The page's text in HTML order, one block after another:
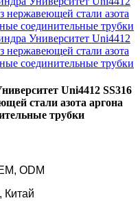
Uni4412 SS316
стали азота аргона
трубки
ODM
Китай